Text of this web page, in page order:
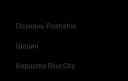
Познань Posnania
Щецин
Варшава Blue City